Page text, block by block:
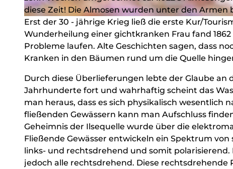
© Michael Bahr - sichtbahr, Touristikverband Siegen-Wittgenstein e.V. | CC-BY-SA
diese Zeit! Die Almosen wurden unter den Armen
Erst der 30 - jährige Krieg ließ die erste Kur/
Wunderheilung einer gichtkranken Frau fand
Probleme laufen. Alte Geschichten sagen, dass
Kranken in den Bäumen rund um die Quelle
Durch diese Überlieferungen lebte der Glaube
Jahrhunderte fort und wahrhaftig scheint das
man heraus, dass es sich physikalisch wesentlich
fließenden Gewässern kann man Aufschluss
Geheimnis der Ilsequelle wurde über die
Fließende Gewässer entwickeln ein Spektrum
links- und rechtsdrehend und somit
jedoch alle rechtsdrehend. Diese